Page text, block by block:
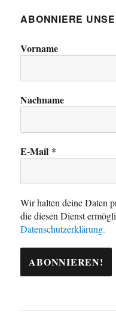
ABONNIERE
Vorname
Nachname
E-Mail *
Wir halten deine Daten
die diesen Dienst
Datenschutzerklärung.